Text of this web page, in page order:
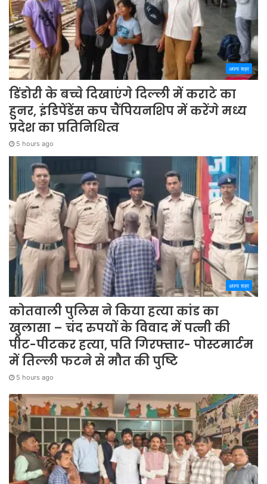
अपना शहर
डिंडोरी के बच्चे दिखाएंगे दिल्ली में कराटे का
हुनर, इंडिपेंडेंस कप चैंपियनशिप में करेंगे मध्य
प्रदेश का प्रतिनिधित्व
5 hours ago
अपना शहर
कोतवाली पुलिस ने किया हत्या कांड का
खुलासा – चंद रुपयों के विवाद में पत्नी की
पीट-पीटकर हत्या, पति गिरफ्तार- पोस्टमार्टम
में तिल्ली फटने से मौत की पुष्टि
5 hours ago